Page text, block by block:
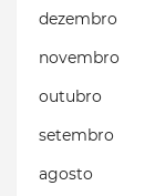
dezembro
novembro
outubro
setembro
agosto